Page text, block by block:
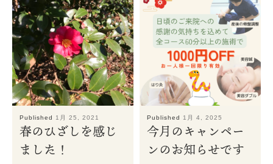
Published 1月 25, 2021
春のひざしを感じ
ました！
Published 1月 4, 2025
今月のキャンペー
ンのお知らせです